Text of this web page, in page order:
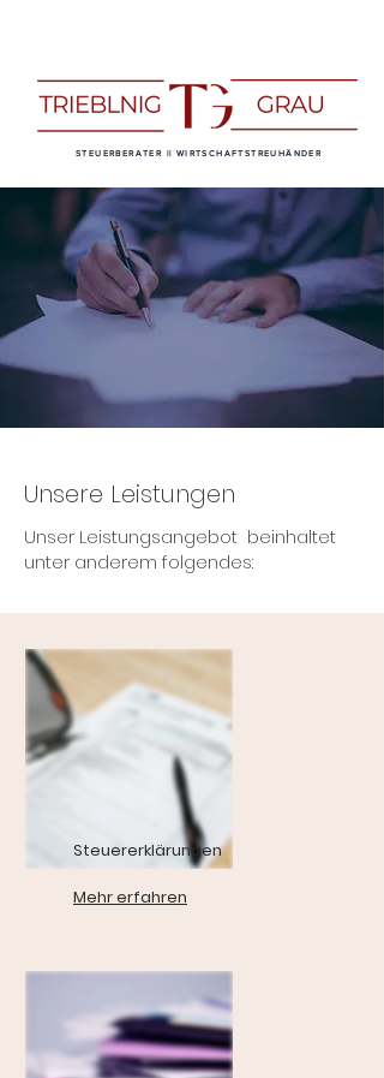
STEUERBERATER || WIRTSCHAFTSTREUHÄNDER
Unsere Leistungen
Unser Leistungsangebot beinhaltet
unter anderem folgendes:
Steuererklärungen
Mehr erfahren